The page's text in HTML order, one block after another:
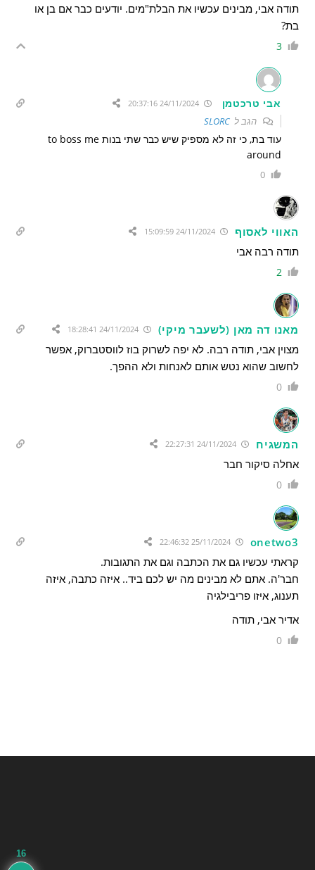
תודה אבי, מבינים עכשיו את הבלת"מים. יודעים כבר אם בן או
בת?
3
אבי טרכטמן 24/11/2024 20:37:16
הגב לSLORC
עוד בת, כי זה לא מספיק שיש כבר שתי בנות to boss me
around
0
האווי לאסוף 24/11/2024 15:09:59
תודה רבה אבי
2
מאנו דה מאן (לשעבר מיקי) 24/11/2024 18:28:41
מצוין אבי, תודה רבה. לא יפה לשרוק בוז לווסטברוק, אפשר
לחשוב שהוא נטש אותם לאנחות ולא ההפך.
0
המשגיח
אחלה סיקור חבר
0
onetwo3
25/11/2024 22:46:32
קראתי עכשיו גם את הכתבה וגם את התגובות.
חבר'ה. אתם לא מבינים מה יש לכם ביד.. איזה כתבה, איזה
תענוג, איזו פריבילגיה
אדיר אבי, תודה
0
16